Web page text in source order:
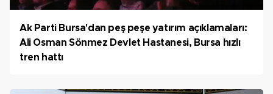
Ak Parti Bursa'dan peş peşe yatırım açıklamaları:
Ali Osman Sönmez Devlet Hastanesi, Bursa hızlı
tren hattı